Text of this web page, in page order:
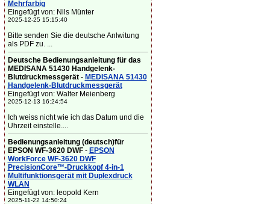
Mehrfarbig
Eingefügt von: Nils Münter
2025-12-25 15:15:40
Bitte senden Sie die deutsche Anlwitung
als PDF zu. ...
Deutsche Bedienungsanleitung für das
MEDISANA 51430 Handgelenk-
Blutdruckmessgerät- MEDISANA 51430
Handgelenk-Blutdruckmessgerät
Eingefügt von: Walter Meienberg
2025-12-13 16:24:54
Ich weiss nicht wie ich das Datum und die
Uhrzeit einstelle....
Bedienungsanleitung (deutsch)für
EPSON WF-3620 DWF- EPSON
WorkForce WF-3620 DWF
PrecisionCore™-Druckkopf 4-in-1
Multifunktionsgerät mit Duplexdruck
WLAN
Eingefügt von: leopold Kern
2025-11-22 14:50:24